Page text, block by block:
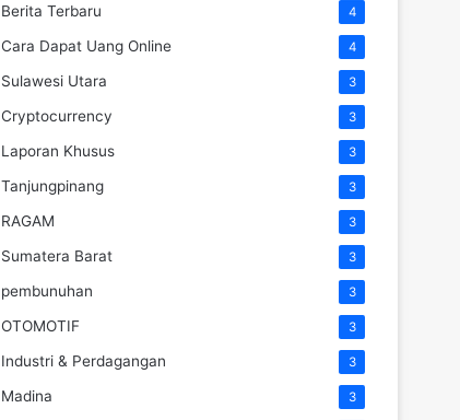
Berita Terbaru 4
Cara Dapat Uang Online 4
Sulawesi Utara 3
Cryptocurrency 3
Laporan Khusus 3
Tanjungpinang 3
RAGAM 3
Sumatera Barat 3
pembunuhan 3
OTOMOTIF 3
Industri & Perdagangan 3
Madina 3